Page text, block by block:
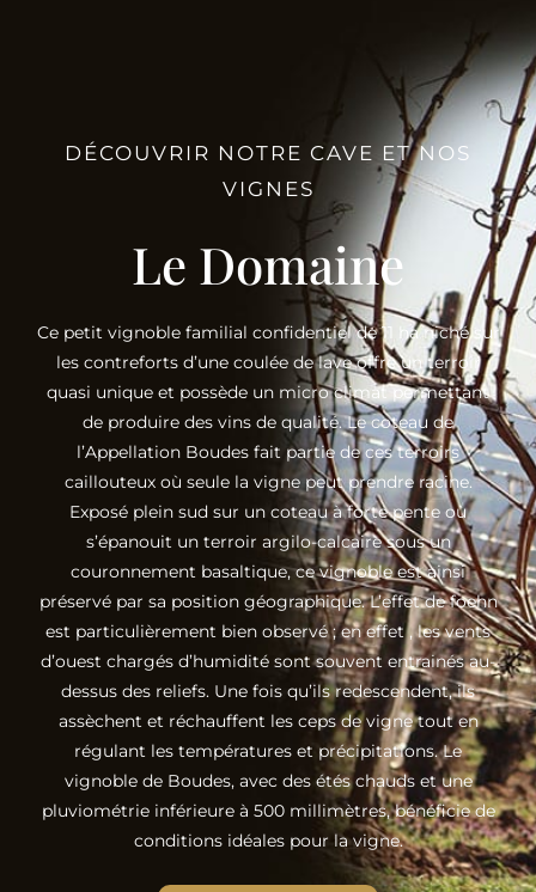
DÉCOUVRIR NOTRE CAVE ET NOS
VIGNES
Le Domaine
Ce petit vignoble familial confidentiel de 11 ha niché sur
les contreforts d’une coulée de lave offre un terroir
quasi unique et possède un micro climat permettant
de produire des vins de qualité. Le coteau de
l’Appellation Boudes fait partie de ces terroirs
caillouteux où seule la vigne peut prendre racine.
Exposé plein sud sur un coteau à forte pente où
s’épanouit un terroir argilo-calcaire sous un
couronnement basaltique, ce vignoble est ainsi
préservé par sa position géographique. L’effet de foehn
est particulièrement bien observé ; en effet , les vents
d’ouest chargés d’humidité sont souvent entrainés au-
dessus des reliefs. Une fois qu’ils redescendent, ils
assèchent et réchauffent les ceps de vigne tout en
régulant les températures et précipitations. Le
vignoble de Boudes, avec des étés chauds et une
pluviométrie inférieure à 500 millimètres, bénéficie de
conditions idéales pour la vigne.